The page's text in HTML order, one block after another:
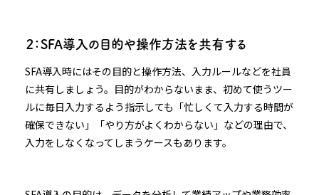
２：SFA導入の目的や操作方法を共有する
SFA導入時にはその目的と操作方法、入力ルールなどを社員
に共有しましょう。目的がわからないまま、初めて使うツー
ルに毎日入力するよう指示しても「忙しくて入力する時間が
確保できない」「やり方がよくわからない」などの理由で、
入力をしなくなってしまうケースもあります。